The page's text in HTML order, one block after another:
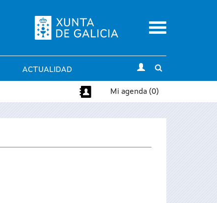
Menu
ACTUALIDAD
search
Mi agenda (0)